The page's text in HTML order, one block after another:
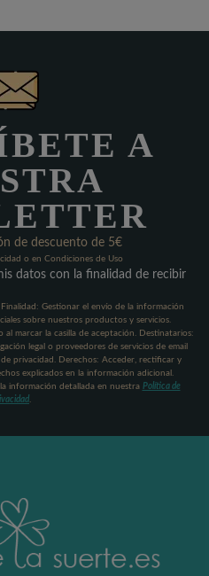
A
de descuento de 5€
o en Condiciones de Uso
datos con la finalidad de recibir
Gestionar el envío de la información
sobre nuestros productos y servicios.
marcar la casilla de aceptación. Destinatarios:
legal o proveedores de servicios de email
privacidad. Derechos: Acceder, rectificar y
explicados en la información adicional.
información detallada en nuestra Política de
.